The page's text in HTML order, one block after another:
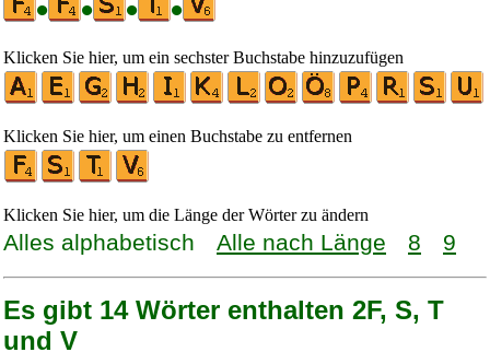
•
• • •
Klicken Sie hier, um ein sechster Buchstabe hinzuzufügen
Klicken Sie hier, um einen Buchstabe zu entfernen
Klicken Sie hier, um die Länge der Wörter zu ändern
Alles alphabetisch Alle nach Länge 8 9
Es gibt 14 Wörter enthalten 2F, S, T
und V